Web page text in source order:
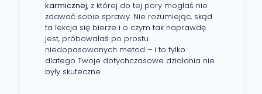
karmicznej, z której do tej pory mogłaś nie
zdawać sobie sprawy. Nie rozumiejąc, skąd
ta lekcja się bierze i o czym tak naprawdę
jest, próbowałaś po prostu
niedopasowanych metod – i to tylko
dlatego Twoje dotychczasowe działania nie
były skuteczne.